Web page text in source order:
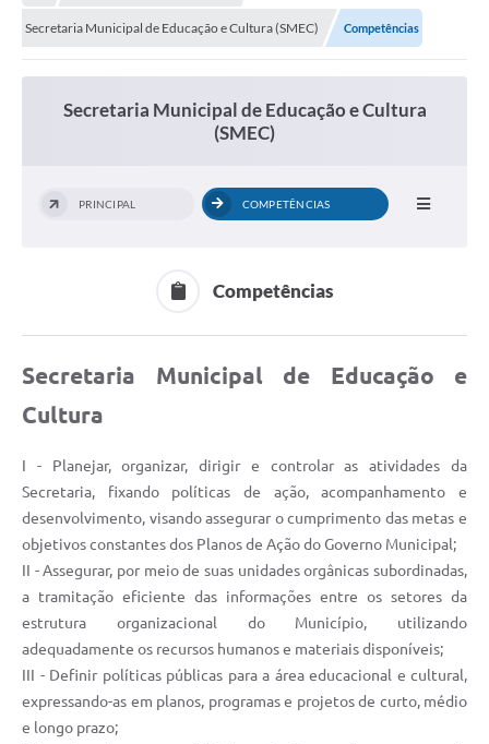
Secretaria Municipal de Educação e Cultura (SMEC) Competências
Secretaria Municipal de Educação e Cultura
(SMEC)
PRINCIPAL COMPETÊNCIAS
Competências
Secretaria Municipal de Educação e
Cultura
I - Planejar, organizar, dirigir e controlar as atividades da
Secretaria, fixando políticas de ação, acompanhamento e
desenvolvimento, visando assegurar o cumprimento das metas e
objetivos constantes dos Planos de Ação do Governo Municipal;
II - Assegurar, por meio de suas unidades orgânicas subordinadas,
a tramitação eficiente das informações entre os setores da
estrutura organizacional do Município, utilizando
adequadamente os recursos humanos e materiais disponíveis;
III - Definir políticas públicas para a área educacional e cultural,
expressando-as em planos, programas e projetos de curto, médio
e longo prazo;